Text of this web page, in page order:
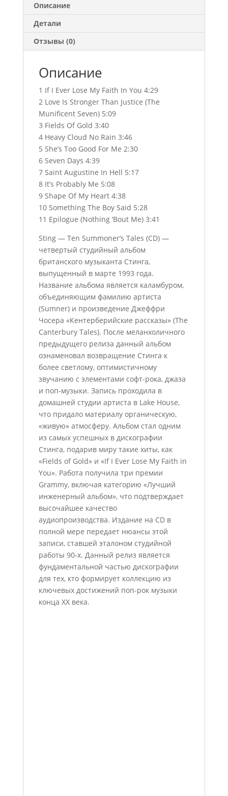
Описание
Детали
Отзывы (0)
Описание
1 If I Ever Lose My Faith In You 4:29
2 Love Is Stronger Than Justice (The
Munificent Seven) 5:09
3 Fields Of Gold 3:40
4 Heavy Cloud No Rain 3:46
5 She’s Too Good For Me 2:30
6 Seven Days 4:39
7 Saint Augustine In Hell 5:17
8 It’s Probably Me 5:08
9 Shape Of My Heart 4:38
10 Something The Boy Said 5:28
11 Epilogue (Nothing ‘Bout Me) 3:41
Sting — Ten Summoner’s Tales (CD) —
четвертый студийный альбом
британского музыканта Стинга,
выпущенный в марте 1993 года.
Название альбома является каламбуром,
объединяющим фамилию артиста
(Sumner) и произведение Джеффри
Чосера «Кентерберийские рассказы» (The
Canterbury Tales). После меланхоличного
предыдущего релиза данный альбом
ознаменовал возвращение Стинга к
более светлому, оптимистичному
звучанию с элементами софт-рока, джаза
и поп-музыки. Запись проходила в
домашней студии артиста в Lake House,
что придало материалу органическую,
«живую» атмосферу. Альбом стал одним
из самых успешных в дискографии
Стинга, подарив миру такие хиты, как
«Fields of Gold» и «If I Ever Lose My Faith in
You». Работа получила три премии
Grammy, включая категорию «Лучший
инженерный альбом», что подтверждает
высочайшее качество
аудиопроизводства. Издание на CD в
полной мере передает нюансы этой
записи, ставшей эталоном студийной
работы 90-х. Данный релиз является
фундаментальной частью дискографии
для тех, кто формирует коллекцию из
ключевых достижений поп-рок музыки
конца XX века.